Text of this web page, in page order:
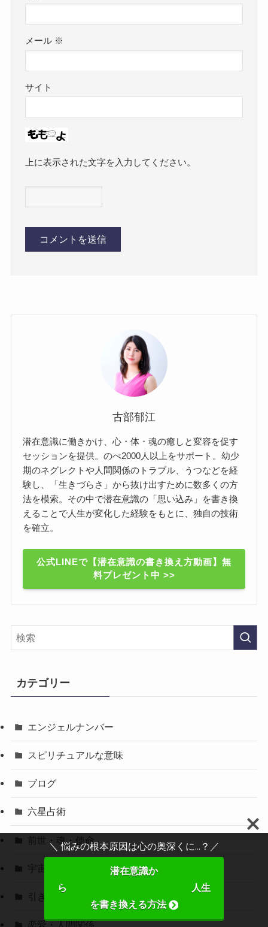
メール ※
サイト
上に表示された文字を入力してください。
古部郁江
潜在意識に働きかけ、心・体・魂の癒しと変容を促す
セッションを提供。のべ2000人以上をサポート。幼少
期のネグレクトや人間関係のトラブル、うつなどを経
験し、「生きづらさ」から抜け出すために数多くの方
法を模索。その中で潜在意識の「思い込み」を書き換
えることで人生が変化した経験をもとに、独自の技術
を確立。
公式LINEで【潜在意識の書き換え方動画】無
料プレゼント中 >>
カテゴリー
エンジェルナンバー
スピリチュアルな意味
ブログ
六星占術
前世・魂・使命
宇宙スピリチュアル
引き寄せの法則
恋愛・人間関係
＼ 悩みの根本原因は心の奥深くに...？／
潜在意識か
ら 人生
を書き換える方法